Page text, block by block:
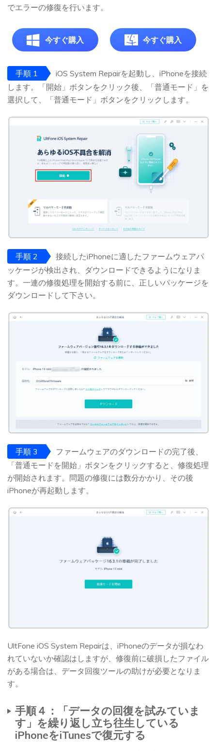
でエラーの修復を行います。
今すぐ購入 今すぐ購入
手順 1
iOS System Repairを起動し、iPhoneを接続
します。「開始」ボタンをクリック後、「普通モード」を
選択して、「普通モード」ボタンをクリックします。
手順 2
接続したiPhoneに適したファームウェアパ
ッケージが検出され、ダウンロードできるようになりま
す。一連の修復処理を開始する前に、正しいパッケージを
ダウンロードして下さい。
手順 3
ファームウェアのダウンロードの完了後、
「普通モードを開始」ボタンをクリックすると、修復処理
が開始されます。問題の修復には数分かかり、その後
iPhoneが再起動します。
UltFone iOS System Repairは、iPhoneのデータが損なわ
れていないか確認はしますが、修復前に破損したファイル
がある場合は、データ回復ツールの助けが必要となりま
す。
手順４：「データの回復を試みていま
す」を繰り返し立ち往生している
iPhoneをiTunesで復元する